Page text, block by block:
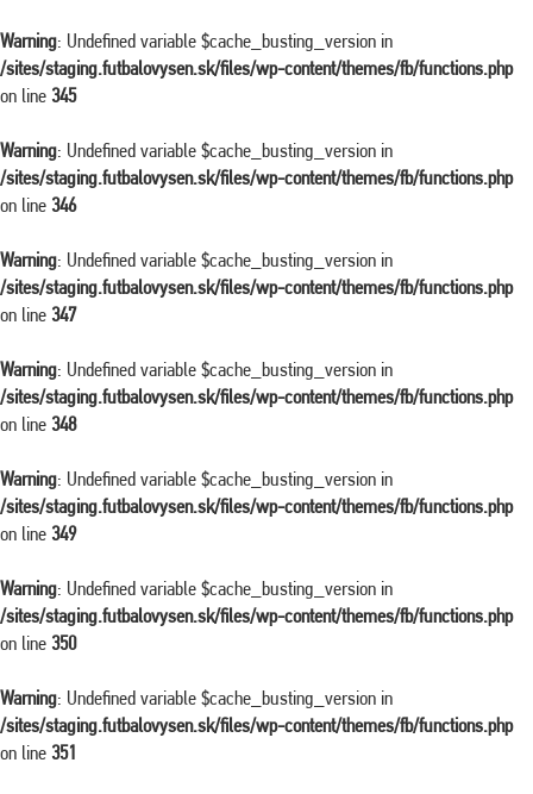
Warning: Undefined variable $cache_busting_version in
/sites/staging.futbalovysen.sk/files/wp-content/themes/fb/functions.php
on line 345
Warning: Undefined variable $cache_busting_version in
/sites/staging.futbalovysen.sk/files/wp-content/themes/fb/functions.php
on line 346
Warning: Undefined variable $cache_busting_version in
/sites/staging.futbalovysen.sk/files/wp-content/themes/fb/functions.php
on line 347
Warning: Undefined variable $cache_busting_version in
/sites/staging.futbalovysen.sk/files/wp-content/themes/fb/functions.php
on line 348
Warning: Undefined variable $cache_busting_version in
/sites/staging.futbalovysen.sk/files/wp-content/themes/fb/functions.php
on line 349
Warning: Undefined variable $cache_busting_version in
/sites/staging.futbalovysen.sk/files/wp-content/themes/fb/functions.php
on line 350
Warning: Undefined variable $cache_busting_version in
/sites/staging.futbalovysen.sk/files/wp-content/themes/fb/functions.php
on line 351